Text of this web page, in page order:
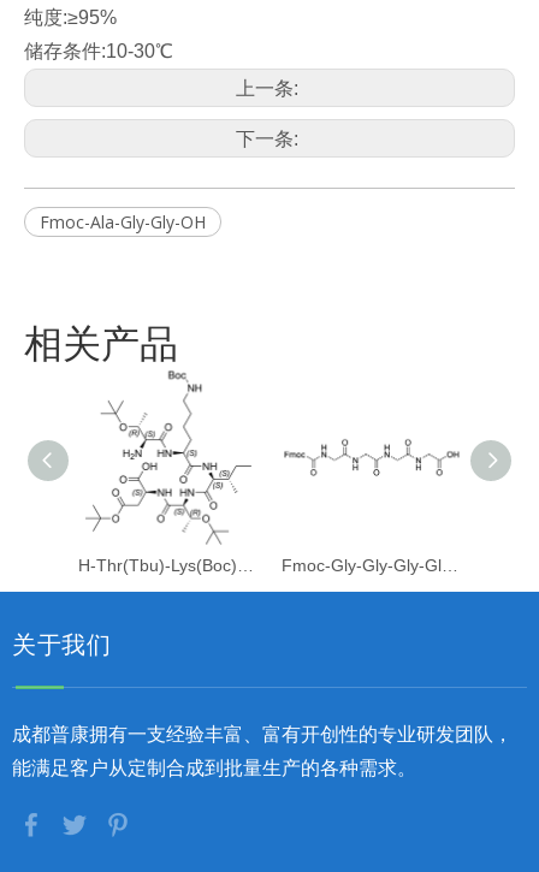
纯度:≥95%
储存条件:10-30℃
上一条:
下一条:
Fmoc-Ala-Gly-Gly-OH
相关产品
H-Thr(Tbu)-Lys(Boc)-Ile-Thr(Tbu)-Asp(Otbu)-OH Fmoc-Gly-Gly-Gly-Gly-OH
关于我们
成都普康拥有一支经验丰富、富有开创性的专业研发团队，
能满足客户从定制合成到批量生产的各种需求。